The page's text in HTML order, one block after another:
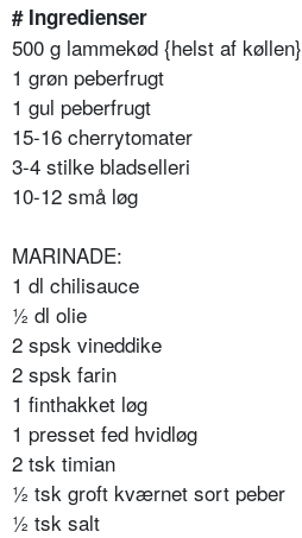
# Ingredienser
500 g lammekød {helst af køllen}
1 grøn peberfrugt
1 gul peberfrugt
15-16 cherrytomater
3-4 stilke bladselleri
10-12 små løg
MARINADE:
1 dl chilisauce
½ dl olie
2 spsk vineddike
2 spsk farin
1 finthakket løg
1 presset fed hvidløg
2 tsk timian
½ tsk groft kværnet sort peber
½ tsk salt